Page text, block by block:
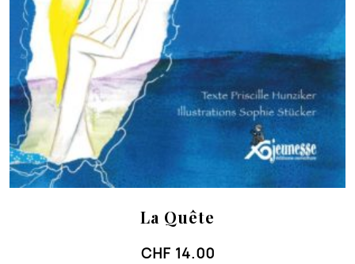
La Quête
CHF 14.00